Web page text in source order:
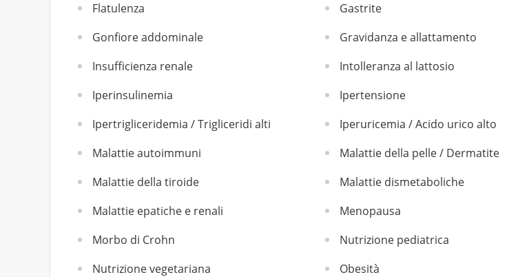
Flatulenza
Gastrite
Gonfiore addominale
Gravidanza e allattamento
Insufficienza renale
Intolleranza al lattosio
Iperinsulinemia
Ipertensione
Ipertrigliceridemia / Trigliceridi alti
Iperuricemia / Acido urico alto
Malattie autoimmuni
Malattie della pelle / Dermatite
Malattie della tiroide
Malattie dismetaboliche
Malattie epatiche e renali
Menopausa
Morbo di Crohn
Nutrizione pediatrica
Nutrizione vegetariana
Obesità